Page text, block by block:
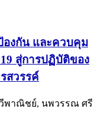
องกัน และควบคุม
สู่การปฏิบัติของ
สวรรค์
พาณิชย์, นพวรรณ ศรี